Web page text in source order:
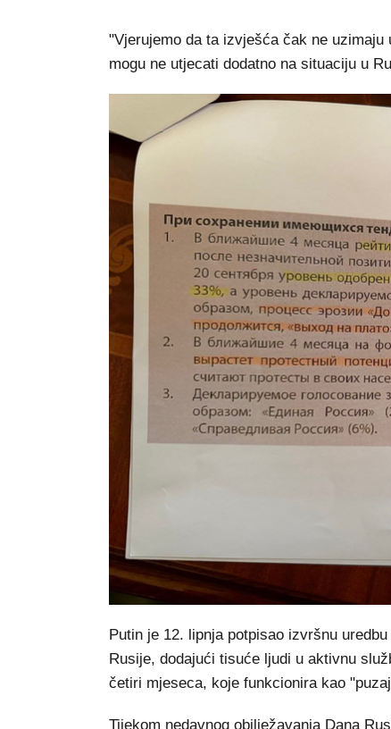
"Vjerujemo da ta izvješća čak ne
mogu ne utjecati dodatno na situaciju u
Putin je 12. lipnja potpisao izvršnu
Rusije, dodajući tisuće ljudi u aktivnu
četiri mjeseca, koje funkcionira kao
Tijekom nedavnog obilježavanja Dana